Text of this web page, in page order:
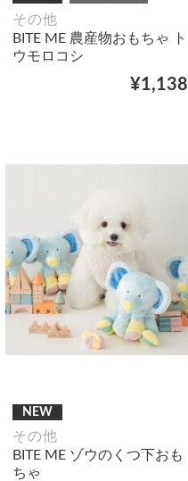
その他
BITE ME 農産物おもちゃ ト
ウモロコシ
¥1,138
NEW
その他
BITE ME ゾウのくつ下おも
ちゃ